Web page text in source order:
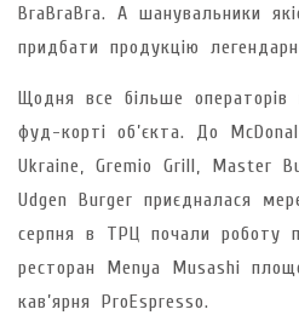
BraBraBra. А шанувальники
придбати продукцію
Щодня все більше
фуд-корті об’єкта. До
Ukraine, Gremio Grill, Master
Udgen Burger приєдналася
серпня в ТРЦ почали роботу
ресторан Menya Musashi
кав’ярня ProEspresso.